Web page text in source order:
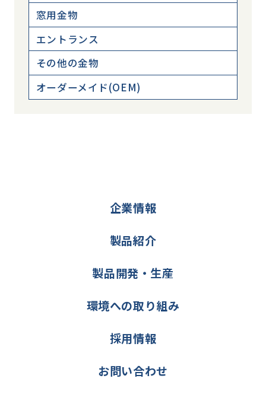
窓用金物
エントランス
その他の金物
オーダーメイド(OEM)
企業情報
製品紹介
製品開発・生産
環境への取り組み
採用情報
お問い合わせ